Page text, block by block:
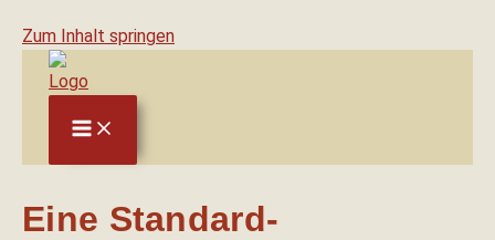
Zum Inhalt springen
Eine Standard-